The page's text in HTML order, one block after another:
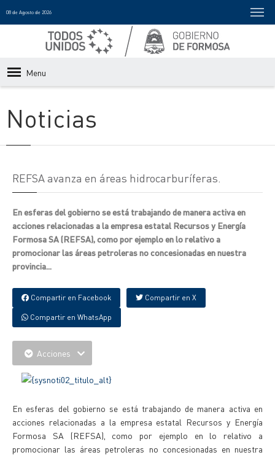
08 de Agosto de 2026
Menu
Noticias
REFSA avanza en áreas hidrocarburíferas.
En esferas del gobierno se está trabajando de manera activa en
acciones relacionadas a la empresa estatal Recursos y Energía
Formosa SA (REFSA), como por ejemplo en lo relativo a
promocionar las áreas petroleras no concesionadas en nuestra
provincia...
Compartir en Facebook Compartir en X
Compartir en WhatsApp
Acciones
En esferas del gobierno se está trabajando de manera activa en
acciones relacionadas a la empresa estatal Recursos y Energía
Formosa SA (REFSA), como por ejemplo en lo relativo a
promocionar las áreas petroleras no concesionadas en nuestra